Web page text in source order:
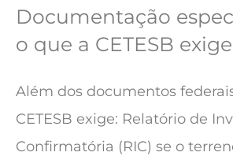
Documentação
o que a CETESB exige
Além dos documentos
CETESB exige: Relatório de
Confirmatória (RIC) se o